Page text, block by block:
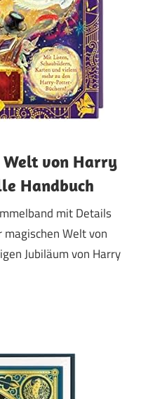
Welt von Harry
Handbuch
mit Details
Welt von
Jubiläum von Harry